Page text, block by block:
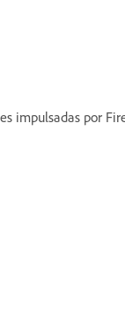
impulsadas por